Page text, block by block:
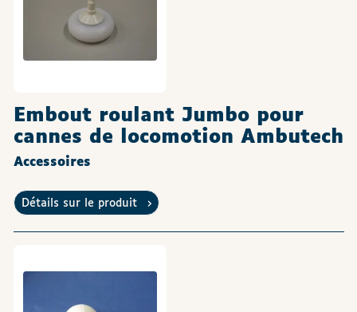
Embout roulant Jumbo pour
cannes de locomotion Ambutech
Accessoires
Détails sur le produit